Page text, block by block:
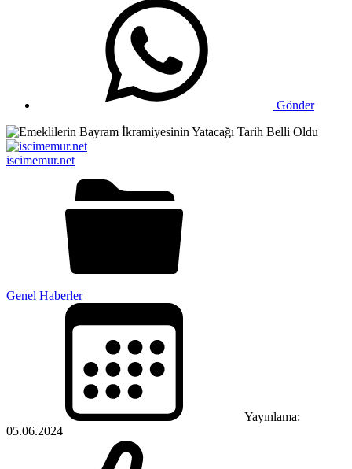
Gönder
iscimemur.net
Genel Haberler
Yayınlama:
05.06.2024